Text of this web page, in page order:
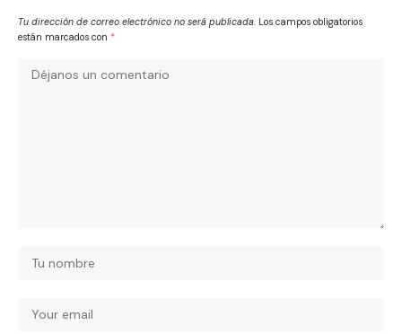
Tu dirección de correo electrónico no será publicada. Los campos obligatorios
están marcados con *